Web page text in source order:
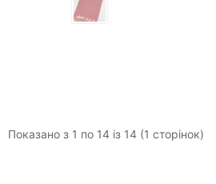
Показано з 1 по 14 із 14 (1 сторінок)